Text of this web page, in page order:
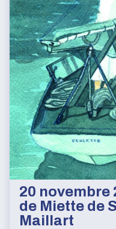
20 novembre
de Miette de
Maillart